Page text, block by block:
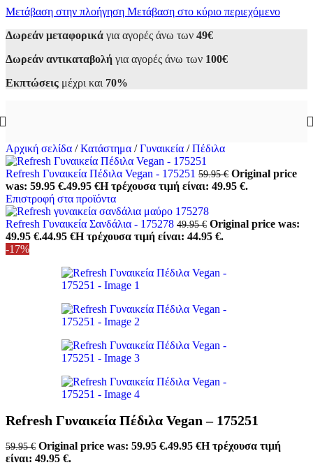
Μετάβαση στην πλοήγηση Μετάβαση στο κύριο περιεχόμενο
Δωρεάν μεταφορικά για αγορές άνω των 49€
Δωρεάν αντικαταβολή για αγορές άνω των 100€
Εκπτώσεις μέχρι και 70%
Αρχική σελίδα / Κατάστημα / Γυναικεία / Πέδιλα
Refresh Γυναικεία Πέδιλα Vegan - 175251 59.95€ Original price
was: 59.95 €.49.95 €Η τρέχουσα τιμή είναι: 49.95 €.
Επιστροφή στα προϊόντα
Refresh Γυναικεία Σανδάλια - 175278 49.95€ Original price was:
49.95 €.44.95 €Η τρέχουσα τιμή είναι: 44.95 €.
-17%
Refresh Γυναικεία Πέδιλα Vegan – 175251
59.95€ Original price was: 59.95 €.49.95 €Η τρέχουσα τιμή
είναι: 49.95 €.